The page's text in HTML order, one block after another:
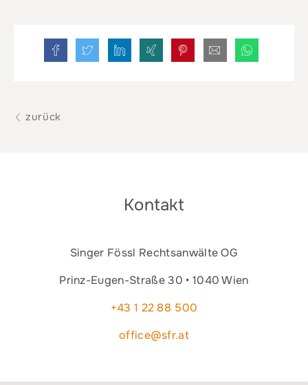
zurück
Kontakt
Singer Fössl Rechtsanwälte OG
Prinz-Eugen-Straße 30 • 1040 Wien
+43 1 22 88 500
office@sfr.at